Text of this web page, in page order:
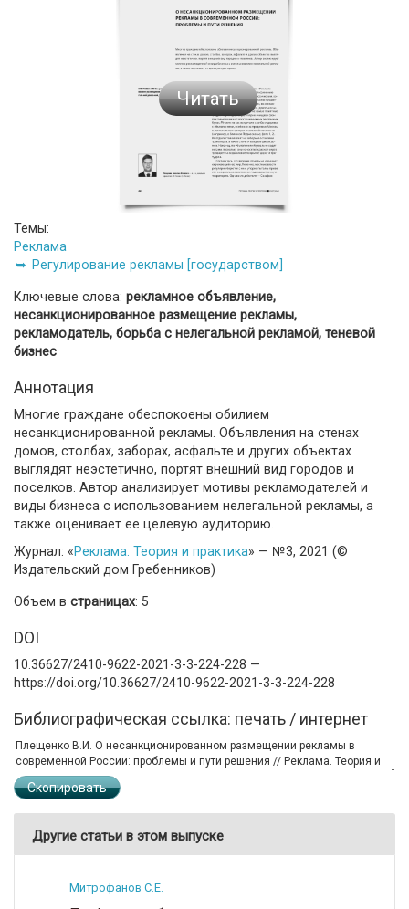
Читать
Темы:
Реклама
Регулирование рекламы [государством]
Ключевые слова: рекламное объявление,
несанкционированное размещение рекламы,
рекламодатель, борьба с нелегальной рекламой, теневой
бизнес
Аннотация
Многие граждане обеспокоены обилием
несанкционированной рекламы. Объявления на стенах
домов, столбах, заборах, асфальте и других объектах
выглядят неэстетично, портят внешний вид городов и
поселков. Автор анализирует мотивы рекламодателей и
виды бизнеса с использованием нелегальной рекламы, а
также оценивает ее целевую аудиторию.
Журнал: «Реклама. Теория и практика» — №3, 2021 (©
Издательский дом Гребенников)
Объем в страницах: 5
DOI
10.36627/2410-9622-2021-3-3-224-228 —
https://doi.org/10.36627/2410-9622-2021-3-3-224-228
Библиографическая ссылка: печать / интернет
Скопировать
Другие статьи в этом выпуске
Митрофанов С.Е.